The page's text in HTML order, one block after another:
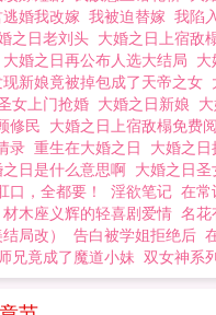
婚我改嫁 我被迫替嫁 我陷
之日老刘头 大婚之日上宿敌
大婚之日再公布人选大结局
新娘竟被掉包成了天帝之女
女上门抢婚 大婚之日新娘
修民 大婚之日上宿敌榻免费
录 重生在大婚之日 大婚之
之日是什么意思啊 大婚之日
口，全都要！
淫欲笔记 在常
材木座义辉的轻喜剧爱情 名花
局改） 告白被学姐拒绝后
兄竟成了魔道小妹 双女神系